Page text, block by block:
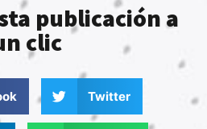
publicación a
clic
Twitter